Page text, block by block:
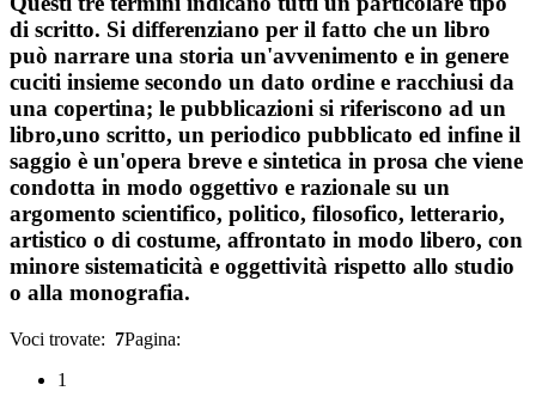
di scritto. Si differenziano per il fatto che un libro
può narrare una storia un'avvenimento e in genere
cuciti insieme secondo un dato ordine e racchiusi da
una copertina; le pubblicazioni si riferiscono ad un
libro,uno scritto, un periodico pubblicato ed infine il
saggio è un'opera breve e sintetica in prosa che viene
condotta in modo oggettivo e razionale su un
argomento scientifico, politico, filosofico, letterario,
artistico o di costume, affrontato in modo libero, con
minore sistematicità e oggettività rispetto allo studio
o alla monografia.
Voci trovate: 7Pagina:
1